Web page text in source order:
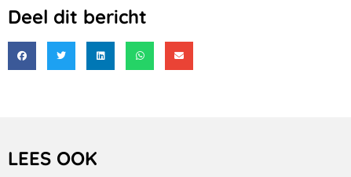
Deel dit bericht
LEES OOK